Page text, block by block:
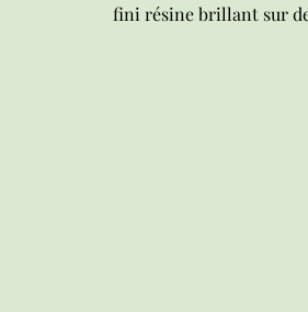
fini résine brillant sur